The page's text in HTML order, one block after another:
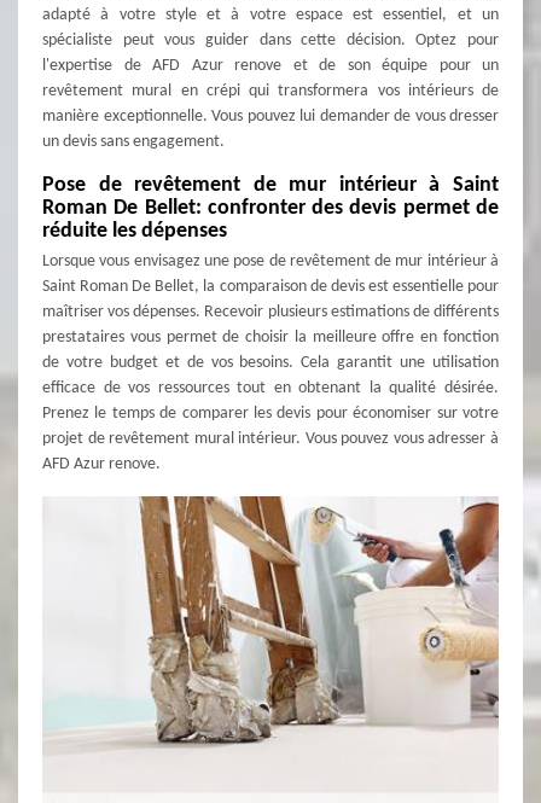
adapté à votre style et à votre espace est essentiel, et un
spécialiste peut vous guider dans cette décision. Optez pour
l'expertise de AFD Azur renove et de son équipe pour un
revêtement mural en crépi qui transformera vos intérieurs de
manière exceptionnelle. Vous pouvez lui demander de vous dresser
un devis sans engagement.
Pose de revêtement de mur intérieur à Saint
Roman De Bellet: confronter des devis permet de
réduite les dépenses
Lorsque vous envisagez une pose de revêtement de mur intérieur à
Saint Roman De Bellet, la comparaison de devis est essentielle pour
maîtriser vos dépenses. Recevoir plusieurs estimations de différents
prestataires vous permet de choisir la meilleure offre en fonction
de votre budget et de vos besoins. Cela garantit une utilisation
efficace de vos ressources tout en obtenant la qualité désirée.
Prenez le temps de comparer les devis pour économiser sur votre
projet de revêtement mural intérieur. Vous pouvez vous adresser à
AFD Azur renove.